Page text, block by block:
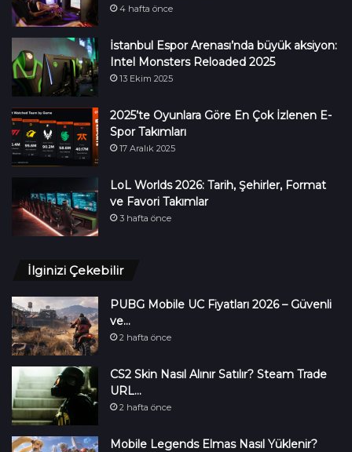
4 hafta önce
İstanbul Espor Arenası’nda büyük aksiyon:
Intel Monsters Reloaded 2025
13 Ekim 2025
2025’te Oyunlara Göre En Çok İzlenen E-
Spor Takımları
17 Aralık 2025
LoL Worlds 2026: Tarih, Şehirler, Format
ve Favori Takımlar
3 hafta önce
İlginizi Çekebilir
PUBG Mobile UC Fiyatları 2026 – Güvenli
ve…
2 hafta önce
CS2 Skin Nasıl Alınır Satılır? Steam Trade
URL…
2 hafta önce
Mobile Legends Elmas Nasıl Yüklenir?